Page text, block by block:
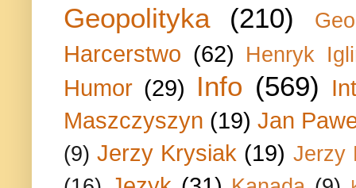
Geopolityka
(210)
Harcerstwo (62) Henryk
Humor (29) Info (569)
Maszczyszyn (19) Jan
(9) Jerzy Krysiak (19) Jerzy